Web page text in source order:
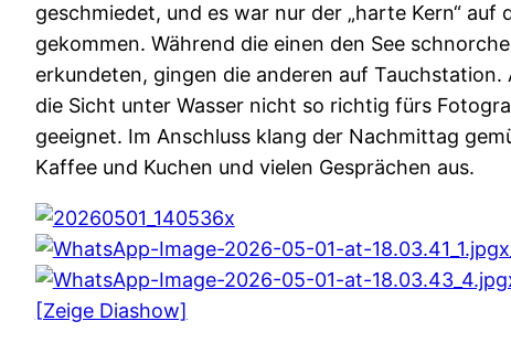
geschmiedet, und es war nur der „harte Kern“ auf
gekommen. Während die einen den See
erkundeten, gingen die anderen auf Tauchstation.
die Sicht unter Wasser nicht so richtig fürs
geeignet. Im Anschluss klang der Nachmittag
Kaffee und Kuchen und vielen Gesprächen aus.
[Zeige Diashow]